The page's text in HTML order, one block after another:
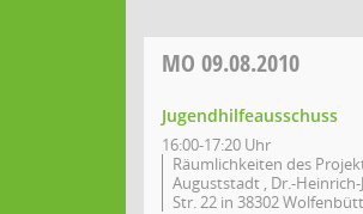
MO 09.08.2010
Jugendhilfeausschuss
16:00-17:20 Uhr
Räumlichkeiten des
Auguststadt , Dr.-Heinrich-
Str. 22 in 38302